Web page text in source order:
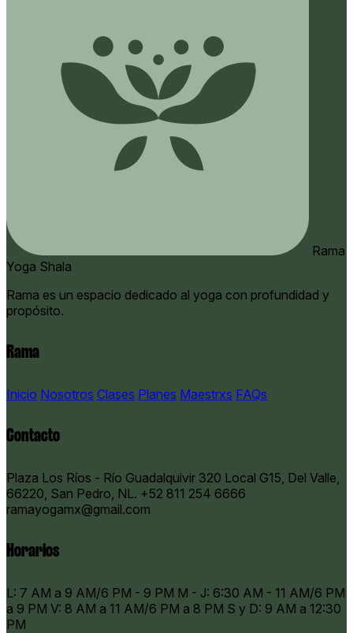
Rama
Yoga Shala
Rama es un espacio dedicado al yoga con profundidad y
propósito.
Rama
Inicio Nosotros Clases Planes Maestrxs FAQs
Contacto
Plaza Los Ríos - Río Guadalquivir 320 Local G15, Del Valle,
66220, San Pedro, NL. +52 811 254 6666
ramayogamx@gmail.com
Horarios
​L: 7 AM a 9 AM/6 PM - 9 PM M - J: 6:30 AM - 11 AM/6 PM
a 9 PM V: 8 AM a 11 AM/6 PM a 8 PM S y D: 9 AM a 12:30
PM